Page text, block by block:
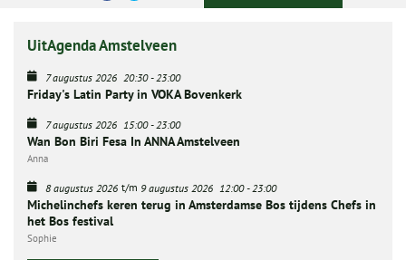
UitAgenda Amstelveen
7 augustus 2026 20:30-23:00
Friday's Latin Party in VOKA Bovenkerk
7 augustus 2026 15:00-23:00
Wan Bon Biri Fesa In ANNA Amstelveen
Anna
8 augustus 2026 t/m 9 augustus 2026 12:00-23:00
Michelinchefs keren terug in Amsterdamse Bos tijdens Chefs in
het Bos festival
Sophie